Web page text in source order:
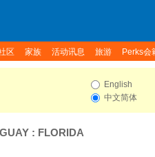
区 家族 活动讯息 旅游 Perks会
English
中文简体
: FLORIDA